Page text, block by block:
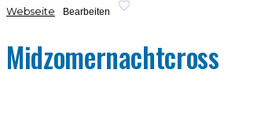
Webseite Bearbeiten
Midzomernachtcross